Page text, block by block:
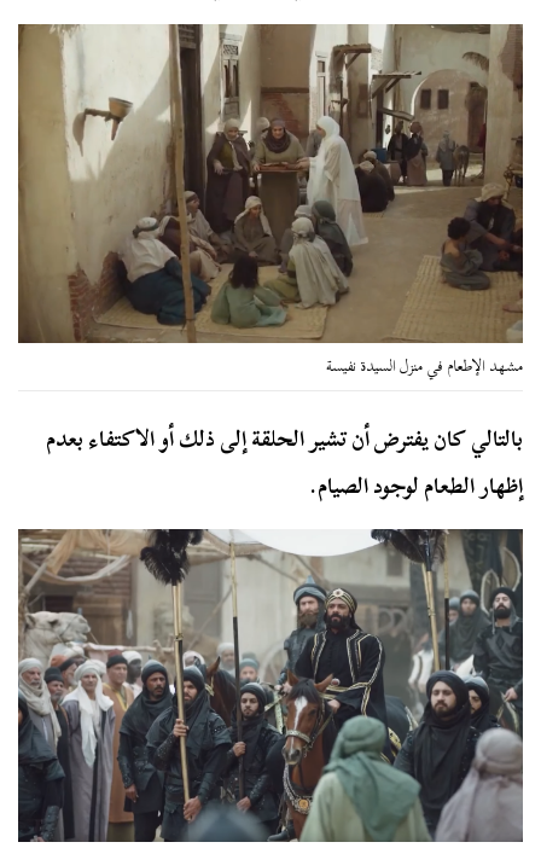
مشهد الإطعام في منزل السيدة نفيسة
بالتالي كان يفترض أن تشير الحلقة إلى ذلك أو الاكتفاء بعدم
إظهار الطعام لوجود الصيام.